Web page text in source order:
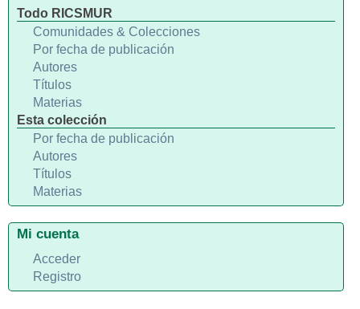
Todo RICSMUR
Comunidades & Colecciones
Por fecha de publicación
Autores
Títulos
Materias
Esta colección
Por fecha de publicación
Autores
Títulos
Materias
Mi cuenta
Acceder
Registro